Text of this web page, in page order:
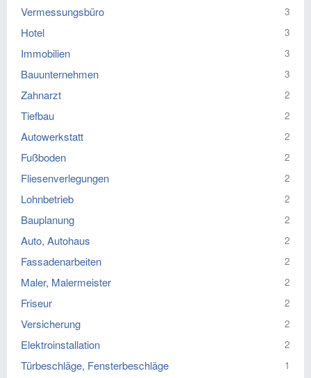
Vermessungsbüro 3
Hotel 3
Immobilien 3
Bauunternehmen 3
Zahnarzt 2
Tiefbau 2
Autowerkstatt 2
Fußboden 2
Fliesenverlegungen 2
Lohnbetrieb 2
Bauplanung 2
Auto, Autohaus 2
Fassadenarbeiten 2
Maler, Malermeister 2
Friseur 2
Versicherung 2
Elektroinstallation 2
Türbeschläge, Fensterbeschläge 1